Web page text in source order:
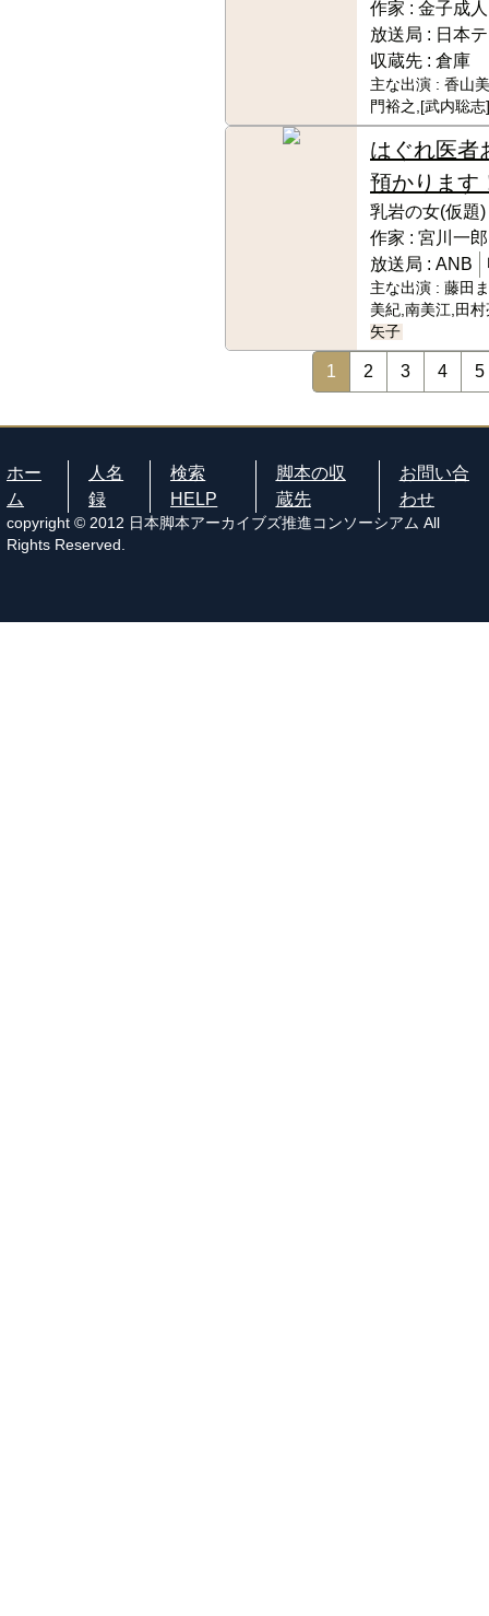
作家 : 金子成人
放送局 : 日本
収蔵先 : 倉庫
主な出演 : 香山
門裕之,[武内聡志]
はぐれ医者
預かります
乳岩の女(仮題)
作家 : 宮川一郎
放送局 : ANB
主な出演 : 藤田
美紀,南美江,田
矢子
1 2 3 4 5
ホー
ム
人名
録
検索
HELP
脚本の収
蔵先
お問い合
わせ
copyright © 2012 日本脚本アーカイブズ推進コンソーシアム All
Rights Reserved.